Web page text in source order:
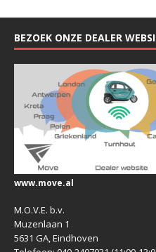
BEZOEK ONZE DEALER
www.move.al
M.O.V.E. b.v.
Muzenlaan 1
5631 GA, Eindhoven